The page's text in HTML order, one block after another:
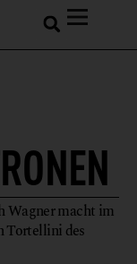
Wagner macht im
Tortellini des